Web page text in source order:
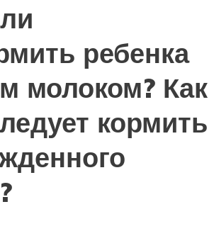
ребенка
молоком? Как
кормить